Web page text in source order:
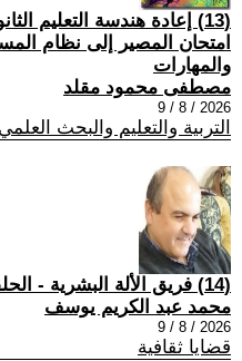
(13) إعادة هندسة التعليم
امتحان المصير إلى نظام
والمهارات
مصطفى محمود مقلد
2026 / 8 / 9
التربية والتعليم والبحث العلمي
(14) فريق الألة البشرية - الحلقة السادسة
محمد عبد الكريم يوسف
2026 / 8 / 9
قضايا ثقافية